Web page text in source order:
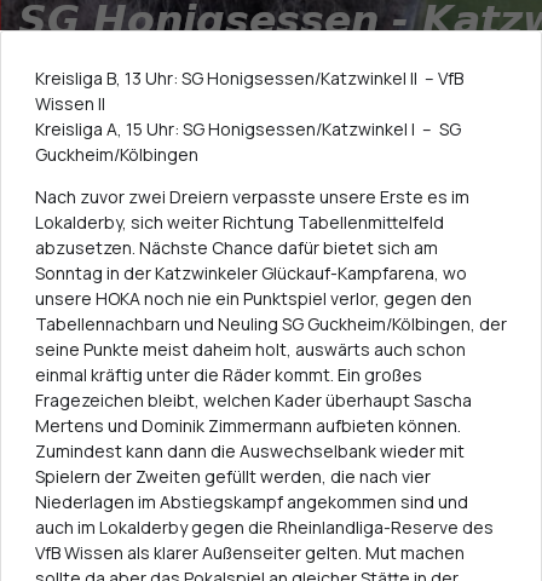
Kreisliga B, 13 Uhr: SG Honigsessen/Katzwinkel II – VfB
Wissen II
Kreisliga A, 15 Uhr: SG Honigsessen/Katzwinkel I – SG
Guckheim/Kölbingen
Nach zuvor zwei Dreiern verpasste unsere Erste es im
Lokalderby, sich weiter Richtung Tabellenmittelfeld
abzusetzen. Nächste Chance dafür bietet sich am
Sonntag in der Katzwinkeler Glückauf-Kampfarena, wo
unsere HOKA noch nie ein Punktspiel verlor, gegen den
Tabellennachbarn und Neuling SG Guckheim/Kölbingen, der
seine Punkte meist daheim holt, auswärts auch schon
einmal kräftig unter die Räder kommt. Ein großes
Fragezeichen bleibt, welchen Kader überhaupt Sascha
Mertens und Dominik Zimmermann aufbieten können.
Zumindest kann dann die Auswechselbank wieder mit
Spielern der Zweiten gefüllt werden, die nach vier
Niederlagen im Abstiegskampf angekommen sind und
auch im Lokalderby gegen die Rheinlandliga-Reserve des
VfB Wissen als klarer Außenseiter gelten. Mut machen